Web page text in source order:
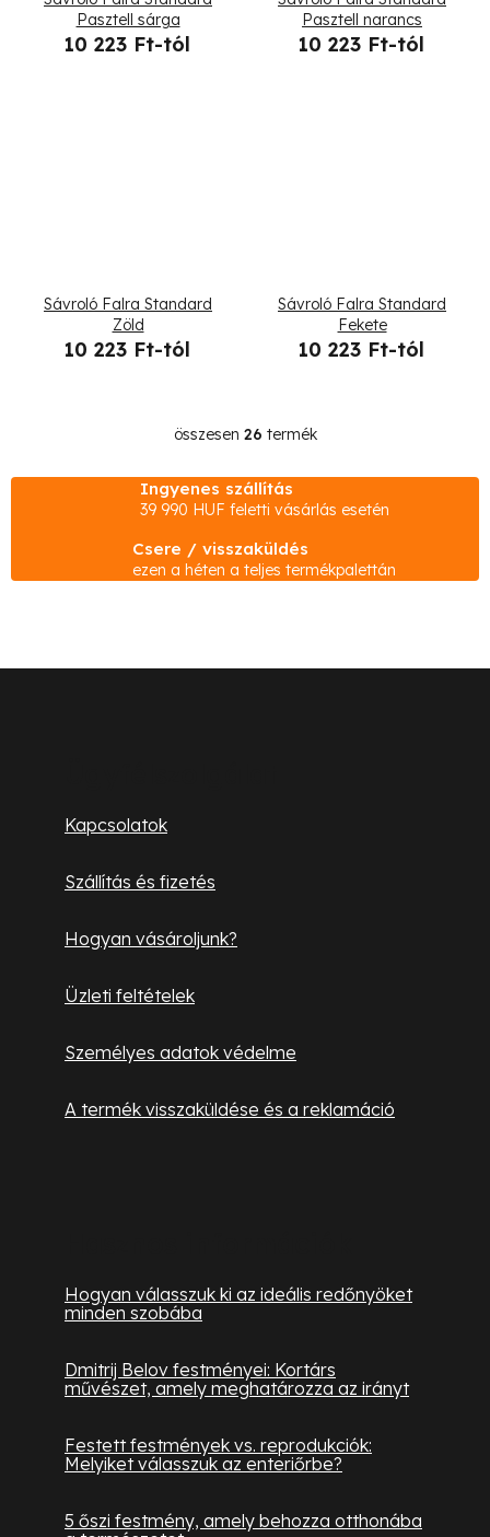
Pasztell sárga
10 223 Ft-tól
Pasztell narancs
10 223 Ft-tól
Sávroló Falra Standard
Zöld
10 223 Ft-tól
Sávroló Falra Standard
Fekete
10 223 Ft-tól
L
i
s
t
a
összesen 26 termék
Ingyenes szállítás
39 990 HUF feletti vásárlás esetén
Csere / visszaküldés
ezen a héten a teljes termékpalettán
Kapcsolatok
Szállítás és fizetés
Hogyan vásároljunk?
Üzleti feltételek
Személyes adatok védelme
A termék visszaküldése és a reklamáció
Hogyan válasszuk ki az ideális redőnyöket
minden szobába
Dmitrij Belov festményei: Kortárs
művészet, amely meghatározza az irányt
Festett festmények vs. reprodukciók:
Melyiket válasszuk az enteriőrbe?
5 őszi festmény, amely behozza otthonába